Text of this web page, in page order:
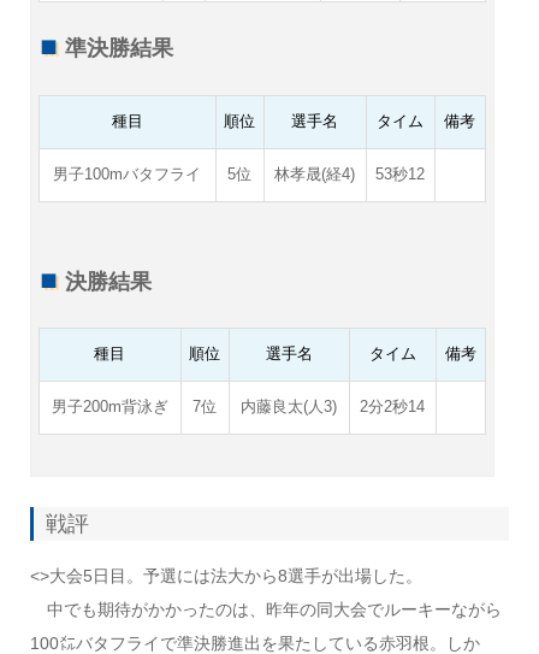
準決勝結果
種目 順位 選手名 タイム 備考
男子100mバタフライ 5位 林孝晟(経4) 53秒12
決勝結果
種目 順位 選手名 タイム 備考
男子200m背泳ぎ 7位 内藤良太(人3) 2分2秒14
戦評
<>大会5日目。予選には法大から8選手が出場した。
中でも期待がかかったのは、昨年の同大会でルーキーながら
100㍍バタフライで準決勝進出を果たしている赤羽根。しか